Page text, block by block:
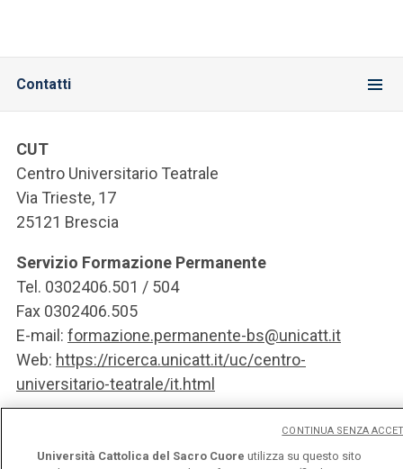
Contatti
CUT
Centro Universitario Teatrale
Via Trieste, 17
25121 Brescia
Servizio Formazione Permanente
Tel. 0302406.501 / 504
Fax 0302406.505
E-mail: formazione.permanente-bs@unicatt.it
Web: https://ricerca.unicatt.it/uc/centro-
universitario-teatrale/it.html
Università Cattolica del Sacro Cuore utilizza su questo sito
CONTINUA SENZA